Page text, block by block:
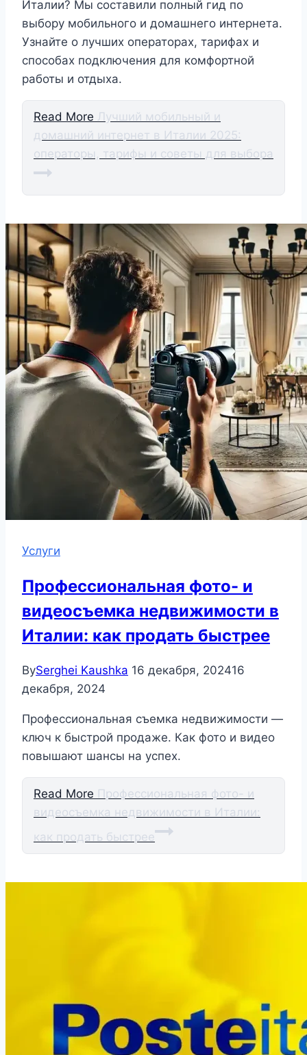
Италии? Мы составили полный гид по
выбору мобильного и домашнего интернета.
Узнайте о лучших операторах, тарифах и
способах подключения для комфортной
работы и отдыха.
Read More Лучший мобильный и
домашний интернет в Италии 2025:
операторы, тарифы и советы для выбора
Услуги
Профессиональная фото- и
видеосъемка недвижимости в
Италии: как продать быстрее
BySerghei Kaushka 16 декабря, 202416
декабря, 2024
Профессиональная съемка недвижимости —
ключ к быстрой продаже. Как фото и видео
повышают шансы на успех.
Read More Профессиональная фото- и
видеосъемка недвижимости в Италии:
как продать быстрее